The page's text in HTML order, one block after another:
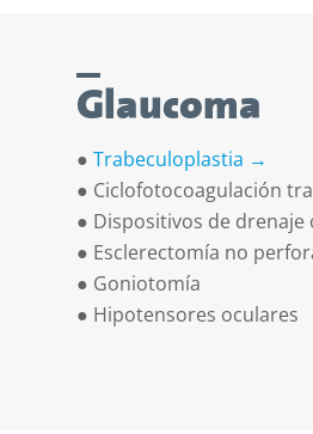
Glaucoma
● Trabeculoplastia →
● Ciclofotocoagulación
● Dispositivos de drenaje
● Esclerectomía no
● Goniotomía
● Hipotensores oculares